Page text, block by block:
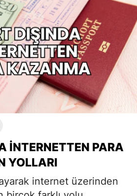
İNTERNETTEN PARA
YOLLARI
internet üzerinden